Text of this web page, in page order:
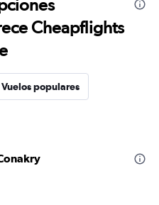
Cheapflights
Vuelos populares